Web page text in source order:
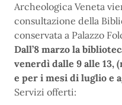
Archeologica Veneta
consultazione della
conservata a Palazzo
Dall’8 marzo la
venerdì dalle 9 alle 13,
e per i mesi di luglio e
Servizi offerti: